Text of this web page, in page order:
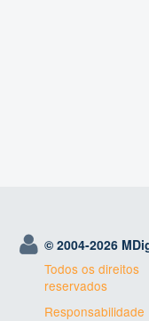
© 2004-2026
Todos os direitos
reservados
Responsabilidade